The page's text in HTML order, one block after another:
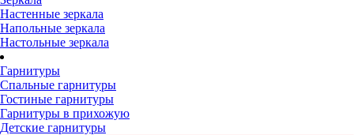
Настенные зеркала
Напольные зеркала
Настольные зеркала
Гарнитуры
Спальные гарнитуры
Гостиные гарнитуры
Гарнитуры в прихожую
Детские гарнитуры